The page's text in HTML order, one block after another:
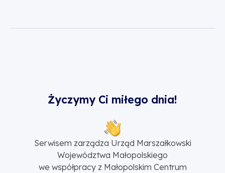
Życzymy Ci miłego dnia!
Serwisem zarządza Urząd Marszałkowski
Województwa Małopolskiego
we współpracy z Małopolskim Centrum